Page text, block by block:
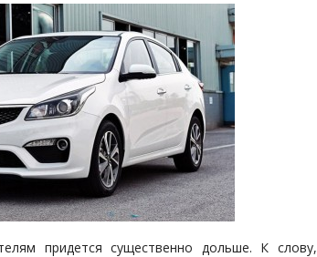
придется существенно дольше. К слову,